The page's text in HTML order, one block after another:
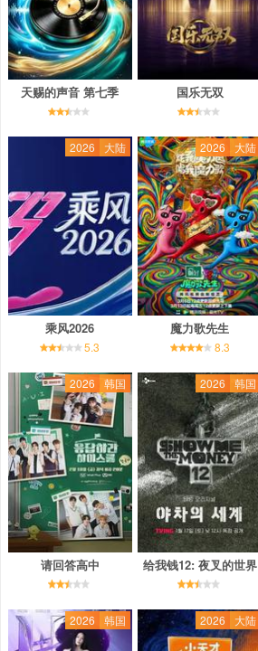
天赐的声音 第七季 国乐无双
2026 大陆
乘风2026
5.3
2026 大陆
魔力歌先生
8.3
2026 韩国
请回答高中
2026 韩国
给我钱12: 夜叉的世界
2026 韩国 2026 大陆